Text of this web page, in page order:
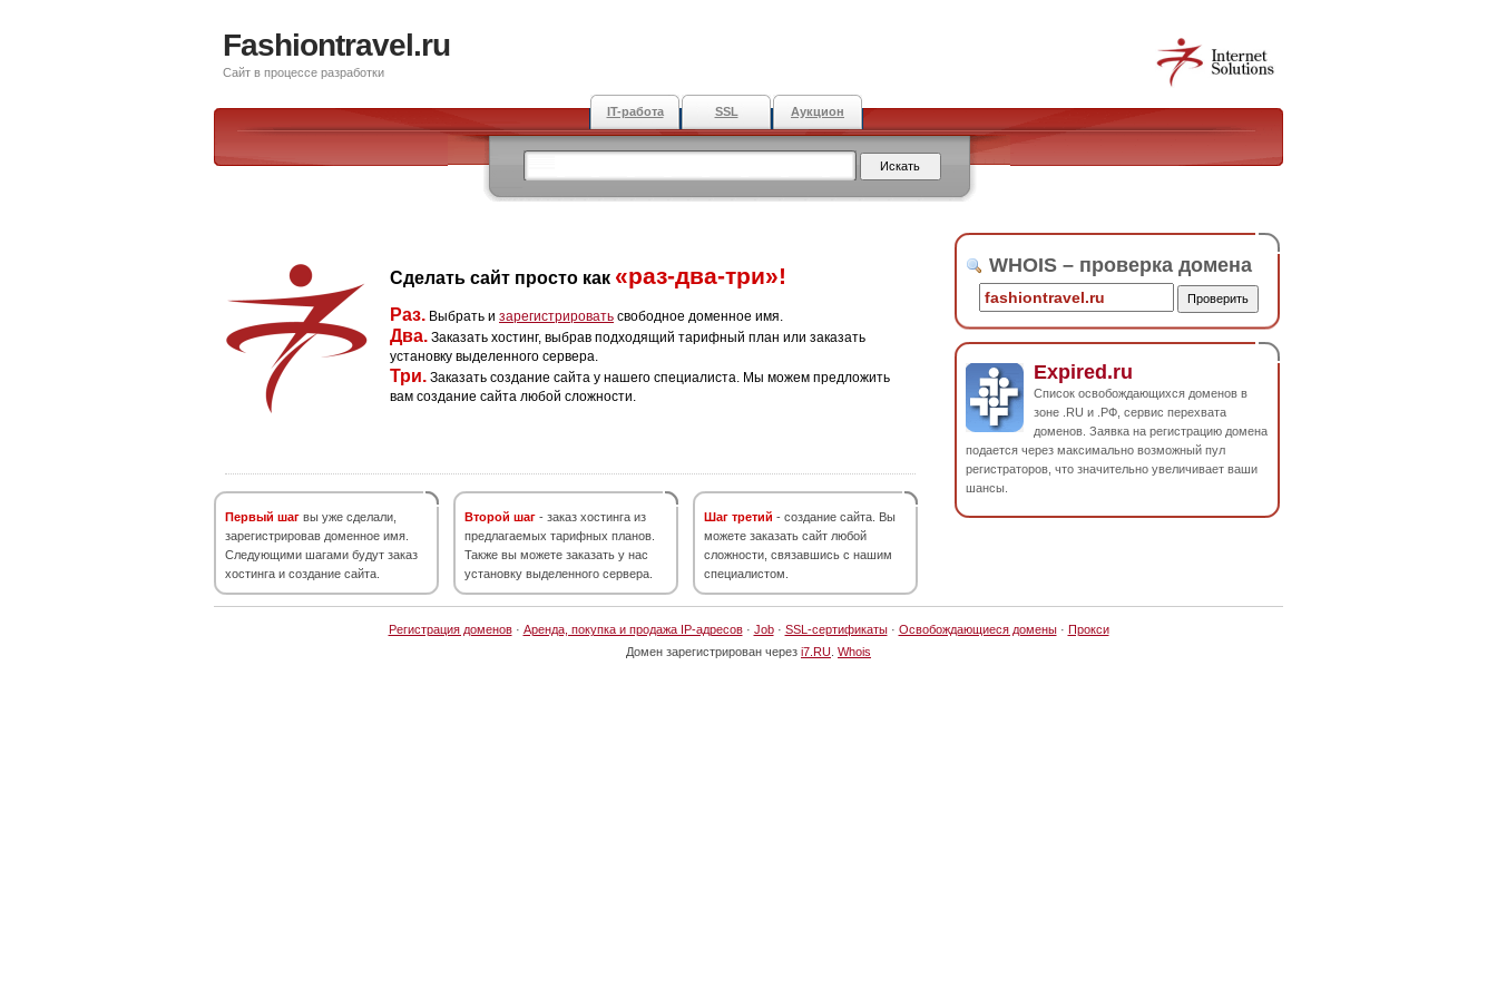
Fashiontravel.ru
Сайт в процессе разработки
IT-работа SSL Аукцион
Сделать сайт просто как «раз-два-три»!
Раз. Выбрать и зарегистрировать свободное доменное имя.
Два. Заказать хостинг, выбрав подходящий тарифный план или заказать
установку выделенного сервера.
Три. Заказать создание сайта у нашего специалиста. Мы можем предложить
вам создание сайта любой сложности.
Первый шаг вы уже сделали,
зарегистрировав доменное имя.
Следующими шагами будут заказ
хостинга и создание сайта.
Второй шаг - заказ хостинга из
предлагаемых тарифных планов.
Также вы можете заказать у нас
установку выделенного сервера.
Шаг третий - создание сайта. Вы
можете заказать сайт любой
сложности, связавшись с нашим
специалистом.
WHOIS – проверка домена
Expired.ru
Список освобождающихся доменов в
зоне .RU и .РФ, сервис перехвата
доменов. Заявка на регистрацию домена
подается через максимально возможный пул
регистраторов, что значительно увеличивает ваши
шансы.
Регистрация доменов· Аренда, покупка и продажа IP-адресов· Job· SSL-сертификаты· Освобождающиеся домены· Прокси
Домен зарегистрирован через i7.RU Whois